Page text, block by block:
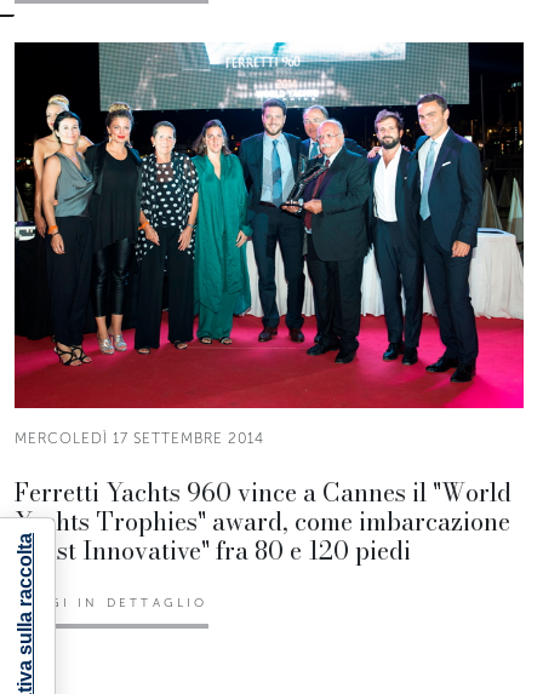
MERCOLEDÌ 17 SETTEMBRE 2014
Ferretti Yachts 960 vince a Cannes il "World
Yachts Trophies" award, come imbarcazione
"Most Innovative" fra 80 e 120 piedi
LEGGI IN DETTAGLIO
Informativa sulla raccolta